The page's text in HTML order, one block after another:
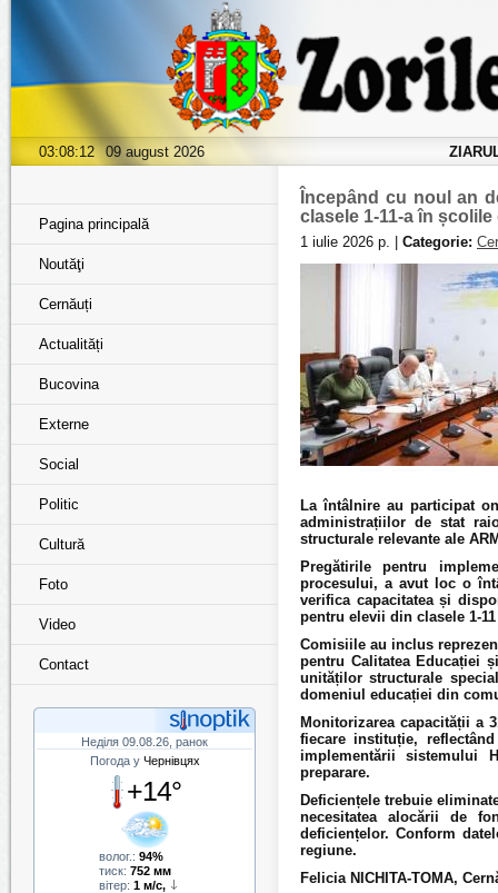
03:08:13 09 august 2026
Pagina principală
Noutăţi
Cernăuți
Actualități
Bucovina
Externe
Social
Politic
Cultură
Foto
Video
Contact
Неділя 09.08.26, ранок
Погода у Чернівцях
+14°
волог.: 94%
тиск: 752 мм
вітер: 1 м/с,
Începând cu noul an
clasele 1-11-a în
1 iulie 2026 р. | Categorie:
La întâlnire au participat
administrațiilor de stat
structurale relevante ale
Pregătirile pentru
procesului, a avut loc o
verifica capacitatea și
pentru elevii din clasele 1-
Comisiile au inclus
pentru Calitatea Educației
unităților structurale
domeniul educației din
Monitorizarea capacității a
fiecare instituție,
implementării sistemului
preparare.
Deficiențele trebuie
necesitatea alocării de
deficiențelor. Conform
regiune.
Felicia NICHITA-TOMA,